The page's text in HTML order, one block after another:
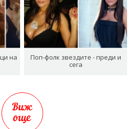
на
Поп-фолк звездите - преди и
сега
Виж
още